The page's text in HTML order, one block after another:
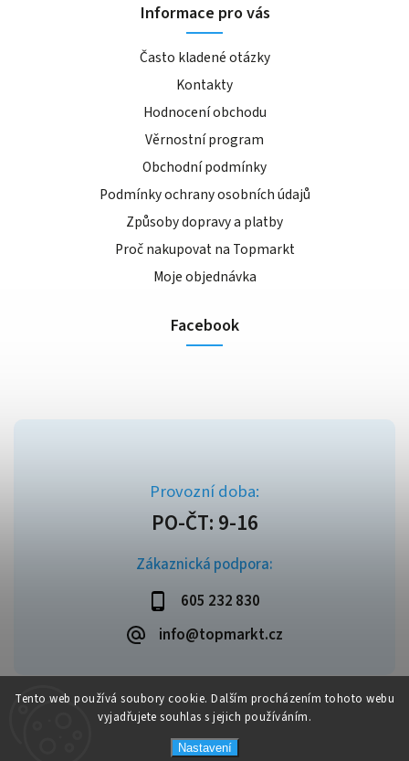
Tento web používá soubory cookie. Dalším procházením tohoto webu
vyjadřujete souhlas s jejich používáním.
Nastavení
Zákaznická podpora:
605 232 830
info@topmarkt.cz
Informace pro vás
Často kladené otázky
Kontakty
Hodnocení obchodu
Věrnostní program
Obchodní podmínky
Podmínky ochrany osobních údajů
Způsoby dopravy a platby
Proč nakupovat na Topmarkt
Moje objednávka
Facebook
Copyright 2026 Topmarkt.cz. Všechna práva vyhrazena.
VytvořilShoptet| Design